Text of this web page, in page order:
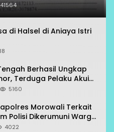
41564
di Halsel di Aniaya Istri
Berhasil Ungkap
Terduga Pelaku Akui
5160
Morowali Terkait
Polisi Dikerumuni Warga
4022